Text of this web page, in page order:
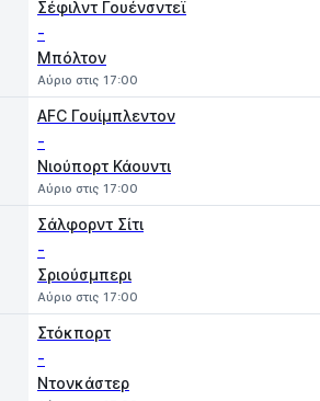
Σέφιλντ Γουένσντεϊ
-
Μπόλτον
Αύριο στις 17:00
AFC Γουίμπλεντον
-
Νιούπορτ Κάουντι
Αύριο στις 17:00
Σάλφορντ Σίτι
-
Σριούσμπερι
Αύριο στις 17:00
Στόκπορτ
-
Ντονκάστερ